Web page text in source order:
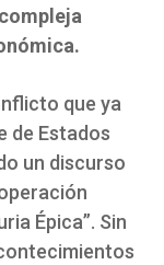
que ya
de Estados
un discurso
Épica”. Sin